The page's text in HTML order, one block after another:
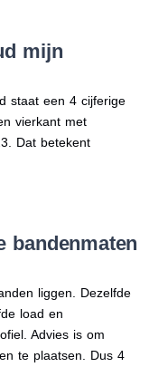
mijn
staat een 4 cijferige
vierkant met
Dat betekent
bandenmaten
liggen. Dezelfde
load en
Advies is om
te plaatsen. Dus 4